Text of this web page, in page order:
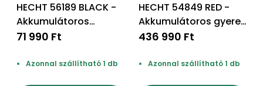
HECHT 56189 BLACK -
Akkumulátoros
kisautó
71 990 Ft
Azonnal szállítható 1 db
HECHT 54849 RED -
Akkumulátoros gyerek
bugy
436 990 Ft
Azonnal szállítható 1 db